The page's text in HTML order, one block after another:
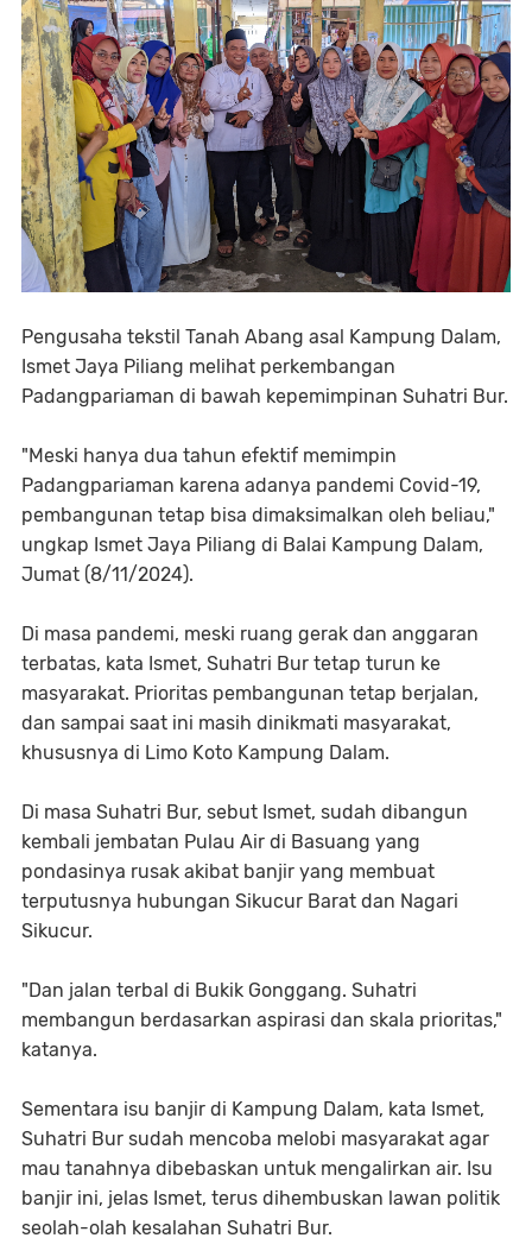
Pengusaha tekstil Tanah Abang asal Kampung Dalam,
Ismet Jaya Piliang melihat perkembangan
Padangpariaman di bawah kepemimpinan Suhatri Bur.
"Meski hanya dua tahun efektif memimpin
Padangpariaman karena adanya pandemi Covid-19,
pembangunan tetap bisa dimaksimalkan oleh beliau,"
ungkap Ismet Jaya Piliang di Balai Kampung Dalam,
Jumat (8/11/2024).
Di masa pandemi, meski ruang gerak dan anggaran
terbatas, kata Ismet, Suhatri Bur tetap turun ke
masyarakat. Prioritas pembangunan tetap berjalan,
dan sampai saat ini masih dinikmati masyarakat,
khususnya di Limo Koto Kampung Dalam.
Di masa Suhatri Bur, sebut Ismet, sudah dibangun
kembali jembatan Pulau Air di Basuang yang
pondasinya rusak akibat banjir yang membuat
terputusnya hubungan Sikucur Barat dan Nagari
Sikucur.
"Dan jalan terbal di Bukik Gonggang. Suhatri
membangun berdasarkan aspirasi dan skala prioritas,"
katanya.
Sementara isu banjir di Kampung Dalam, kata Ismet,
Suhatri Bur sudah mencoba melobi masyarakat agar
mau tanahnya dibebaskan untuk mengalirkan air. Isu
banjir ini, jelas Ismet, terus dihembuskan lawan politik
seolah-olah kesalahan Suhatri Bur.